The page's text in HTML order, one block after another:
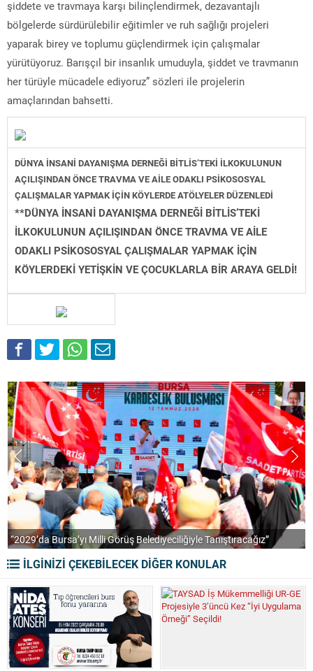
şiddete ve travmaya karşı bilinçlendirmek, dezavantajlı
bölgelerde sürdürülebilir eğitimler ve ruh sağlığı projeleri
yaparak birey ve toplumu güçlendirmek için çalışmalar
yürütüyoruz. Barışçıl bir insanlık umuduyla, şiddet ve travmanın
her türüyle mücadele ediyoruz” sözleri ile projelerin
amaçlarından bahsetti.
DÜNYA İNSANİ DAYANIŞMA DERNEĞİ BİTLİS’TEKİ İLKOKULUNUN
AÇILIŞINDAN ÖNCE TRAVMA VE AİLE ODAKLI PSİKOSOSYAL
ÇALIŞMALAR YAPMAK İÇİN KÖYLERDE ATÖLYELER DÜZENLEDİ
**DÜNYA İNSANİ DAYANIŞMA DERNEĞİ BİTLİS’TEKİ
İLKOKULUNUN AÇILIŞINDAN ÖNCE TRAVMA VE AİLE
ODAKLI PSİKOSOSYAL ÇALIŞMALAR YAPMAK İÇİN
KÖYLERDEKİ YETİŞKİN VE ÇOCUKLARLA BİR ARAYA GELDİ!
“2029’da Bursa’yı Milli Görüş Belediyeciliğiyle Tanıştıracağız”
İLGİNİZİ ÇEKEBİLECEK DİĞER KONULAR